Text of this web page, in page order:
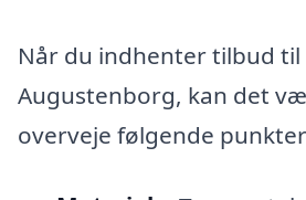
Når du indhenter tilbud
Augustenborg, kan det
overveje følgende